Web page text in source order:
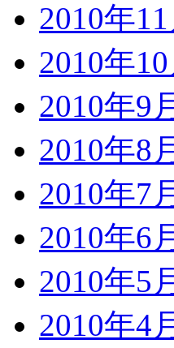
2010年
2010年
2010年9
2010年8
2010年7
2010年6
2010年5
2010年4